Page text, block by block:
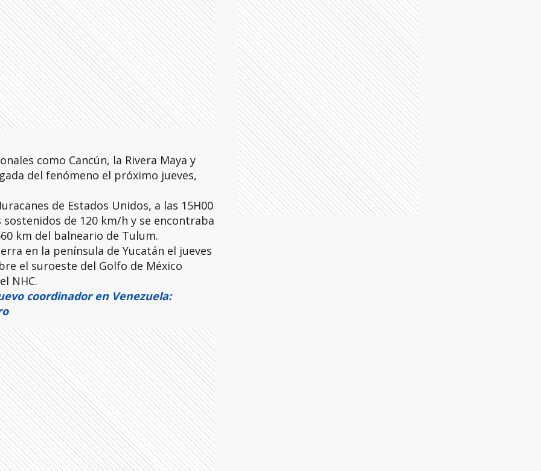
como Cancún, la Rivera Maya y
del fenómeno el próximo jueves,
de Estados Unidos, a las 15H00
de 120 km/h y se encontraba
km del balneario de Tulum.
en la península de Yucatán el jueves
el suroeste del Golfo de México
NHC.
coordinador en Venezuela: